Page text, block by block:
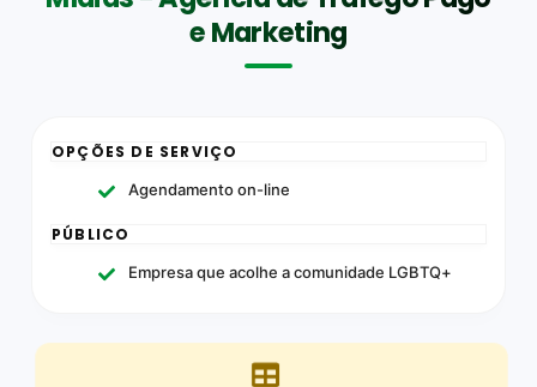
e Marketing
OPÇÕES DE SERVIÇO
Agendamento on-line
PÚBLICO
Empresa que acolhe a comunidade LGBTQ+